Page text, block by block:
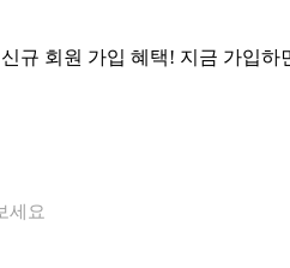
신규 회원 가입 혜택! 지금 가입하
세요